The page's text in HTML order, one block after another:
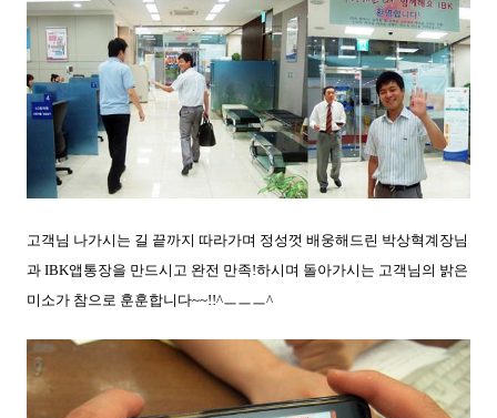
고객님 나가시는 길 끝까지 따라가며 정성껏 배웅해드린 박상혁계장님
과 IBK앱통장을 만드시고 완전 만족!하시며 돌아가시는 고객님의 밝은
미소가 참으로 훈훈합니다~~!!^ㅡㅡㅡ^